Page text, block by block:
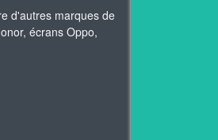
d'autres marques de
écrans Oppo,